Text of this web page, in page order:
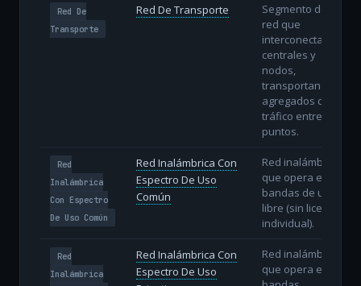
Red De
Transporte
Red De Transporte
Segmento de
red que
interconecta
centrales y
nodos,
transportando
agregados de
tráfico entre
puntos.
Red
Inalámbrica
Con Espectro
De Uso Común
Red Inalámbrica Con
Espectro De Uso
Común
Red inalámbrica
que opera en
bandas de uso
libre (sin licencia
individual).
Red
Inalámbrica
Red Inalámbrica Con
Espectro De Uso
Red inalámbrica
que opera en